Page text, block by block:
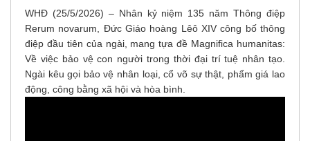
WHĐ (25/5/2026) – Nhân kỷ niệm 135 năm Thông điệp
Rerum novarum, Đức Giáo hoàng Lêô XIV công bố thông
điệp đầu tiên của ngài, mang tựa đề Magnifica humanitas:
Về việc bảo vệ con người trong thời đại trí tuệ nhân tạo.
Ngài kêu gọi bảo vệ nhân loại, cổ võ sự thật, phẩm giá lao
động, công bằng xã hội và hòa bình.